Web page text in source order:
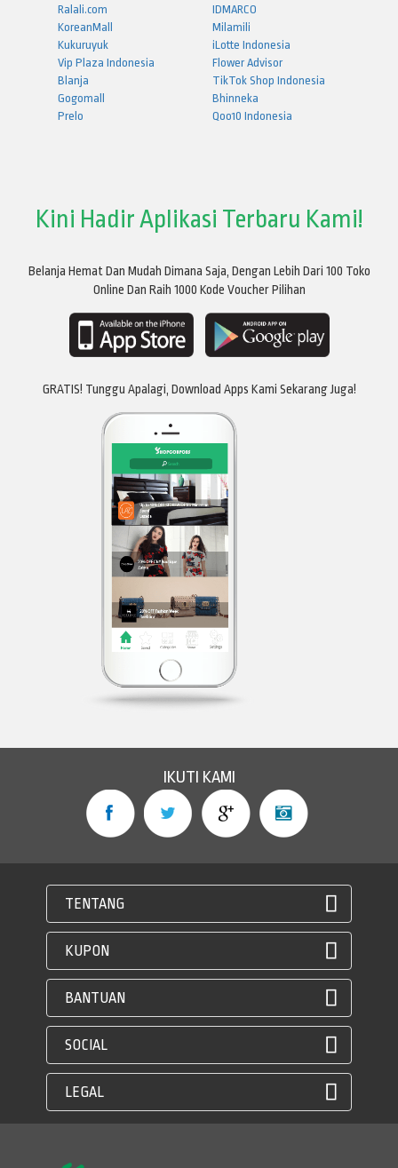
Ralali.com
KoreanMall
Kukuruyuk
Vip Plaza Indonesia
Blanja
Gogomall
Prelo
IDMARCO
Milamili
iLotte Indonesia
Flower Advisor
TikTok Shop Indonesia
Bhinneka
Qoo10 Indonesia
Kini Hadir Aplikasi Terbaru Kami!
Belanja Hemat Dan Mudah Dimana Saja, Dengan Lebih Dari 100 Toko
Online Dan Raih 1000 Kode Voucher Pilihan
GRATIS! Tunggu Apalagi, Download Apps Kami Sekarang Juga!
IKUTI KAMI
TENTANG
KUPON
BANTUAN
SOCIAL
LEGAL